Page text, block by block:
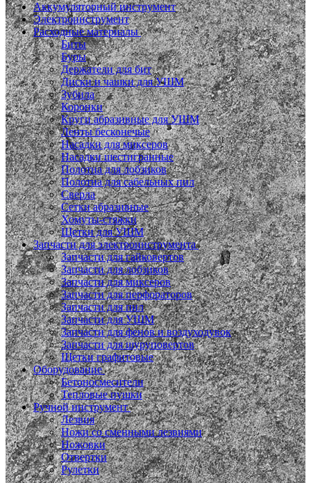
Аккумуляторный инструмент
Электроинструмент
Расходные материалы
Биты
Буры
Держатели для бит
Диски и чашки для УШМ
Зубила
Коронки
Круги абразивные для УШМ
Ленты бесконечые
Насадки для миксеров
Насадки шестигранные
Полотна для лобзиков
Полотна для сабельных пил
Сверла
Сетки абразивные
Хомуты-стяжки
Щетки для УШМ
Запчасти для электроинструмента
Запчасти для гайковертов
Запчасти для лобзиков
Запчасти для миксеров
Запчасти для перфораторов
Запчасти для пил
Запчасти для УШМ
Запчасти для фенов и воздуходувок
Запчасти для шуруповертов
Щетки графитовые
Оборудование
Бетоносмесители
Тепловые пушки
Ручной инструмент
Лезвия
Ножи со сменными лезвиями
Ножовки
Отвертки
Рулетки